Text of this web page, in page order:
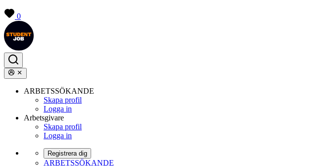
0
ARBETSSÖKANDE
Skapa profil
Logga in
Arbetsgivare
Skapa profil
Logga in
Registrera dig
ARBETSSÖKANDE